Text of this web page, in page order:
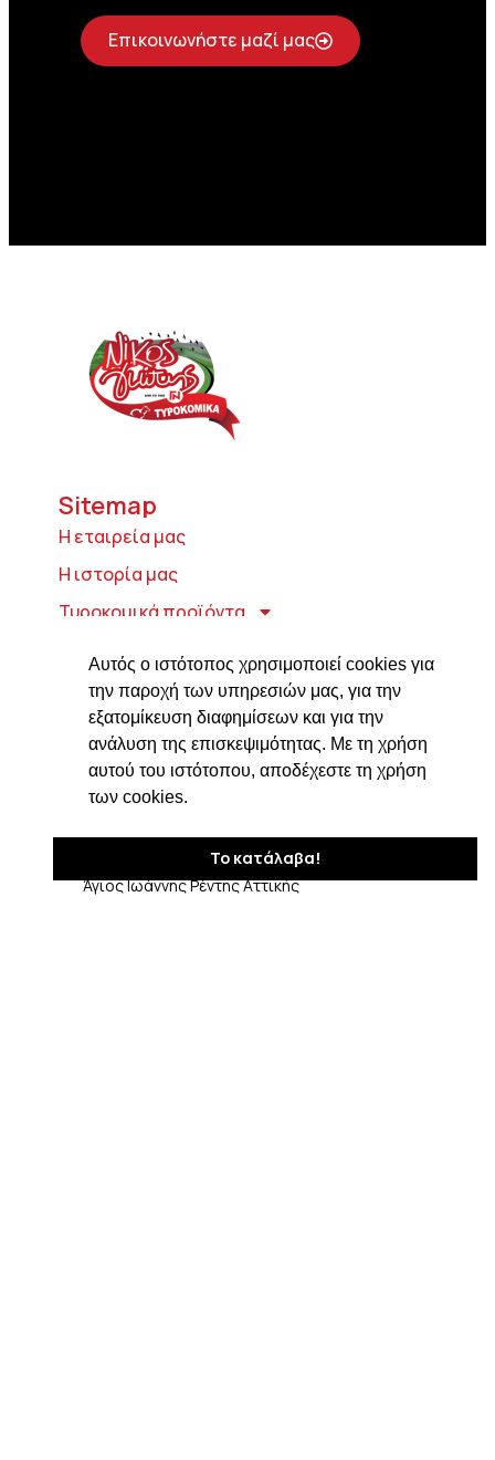
Αυτός ο ιστότοπος χρησιμοποιεί cookies για
την παροχή των υπηρεσιών μας, για την
εξατομίκευση διαφημίσεων και για την
ανάλυση της επισκεψιμότητας. Με τη χρήση
αυτού του ιστότοπου, αποδέχεστε τη χρήση
των cookies.
Το κατάλαβα!
Επικοινωνήστε μαζί μας
Sitemap
Η εταιρεία μας
Η ιστορία μας
Τυροκομικά προϊόντα
Τοσίτσα
Delicatessen
Συνταγές
Επικοινωνία
Στοιχεία Επικοινωνίας
Δαβάκη 7, ΤΚ 182 33
Άγιος Ιωάννης Ρέντης Αττικής